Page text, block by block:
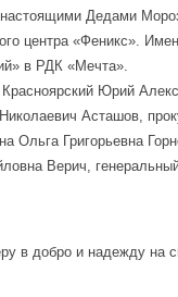
настоящими Дедами
центра «Феникс».
в РДК «Мечта».
Юрий
Асташов,
Ольга Григорьевна
Верич,
в добро и надежду на